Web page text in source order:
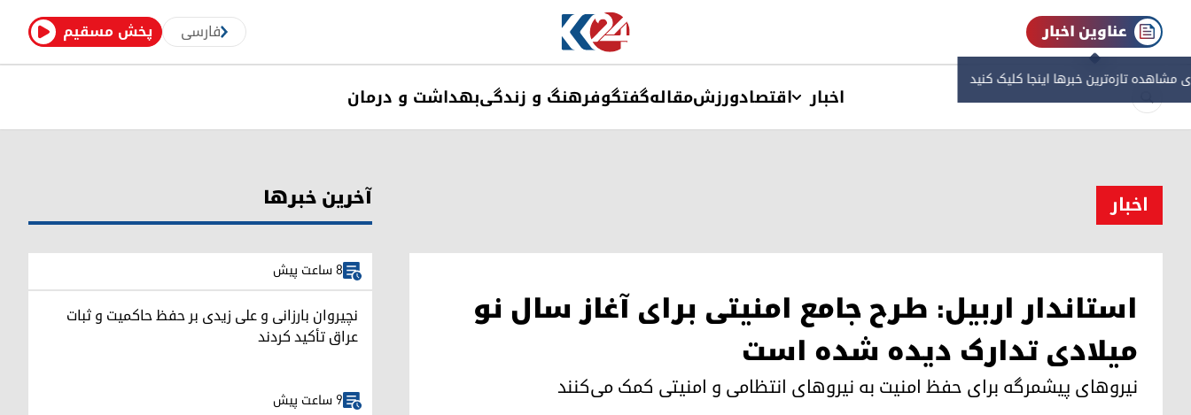
پخش مسقیم فارسی عناوین اخبار
مشاهده‌ تازه‌ترین خبرها اینجا کلیک کنید
اخبار اقتصادورزشمقالهگفتگوفرهنگ و زندگیبهداشت و درمان
اخبار
استاندار اربیل: طرح جامع امنیتی برای آغاز سال نو
میلادی تدارک دیده شدە است
نیروهای پیشمرگه برای حفظ امنیت به نیروهای انتظامی و امنیتی کمک می‌کنند
آخرین خبرها
8 ساعت پیش
نچیروان بارزانی و علی زیدی بر حفظ حاکمیت و ثبات
عراق تأکید کردند
9 ساعت پیش